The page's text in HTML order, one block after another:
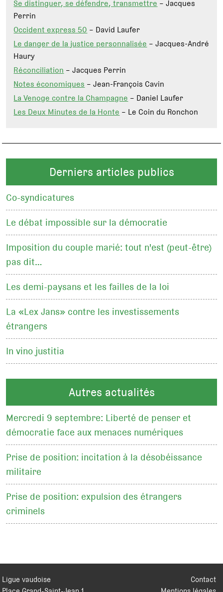
Se distinguer, se défendre, transmettre– Jacques
Perrin
Occident express 50– David Laufer
Le danger de la justice personnalisée– Jacques-André
Haury
Réconciliation– Jacques Perrin
Notes économiques– Jean-François Cavin
La Venoge contre la Champagne– Daniel Laufer
Les Deux Minutes de la Honte– Le Coin du Ronchon
Derniers articles publics
Co-syndicatures
Le débat impossible sur la démocratie
Imposition du couple marié: tout n'est (peut-être)
pas dit…
Les demi-paysans et les failles de la loi
La «Lex Jans» contre les investissements
étrangers
In vino justitia
Autres actualités
Mercredi 9 septembre: Liberté de penser et
démocratie face aux menaces numériques
Prise de position: incitation à la désobéissance
militaire
Prise de position: expulsion des étrangers
criminels
Contact
Ligue vaudoise